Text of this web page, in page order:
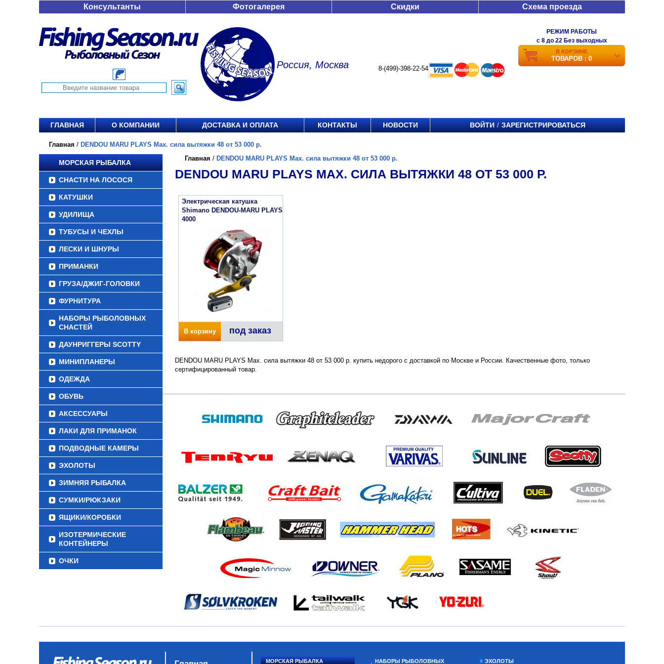
Консультанты Фотогалерея Скидки Схема проезда
Россия, Москва 8-(499)-398-22-54
РЕЖИМ РАБОТЫ
c 8 до 22 Без выходных
В КОРЗИНЕ
ТОВАРОВ : 0
ГЛАВНАЯ О КОМПАНИИ ДОСТАВКА И ОПЛАТА КОНТАКТЫ НОВОСТИ ВОЙТИ / ЗАРЕГИСТРИРОВАТЬСЯ
Главная / DENDOU MARU PLAYS Мах. сила вытяжки 48 от 53 000 р.
МОРСКАЯ РЫБАЛКА
СНАСТИ НА ЛОСОСЯ
КАТУШКИ
УДИЛИЩА
ТУБУСЫ И ЧЕХЛЫ
ЛЕСКИ И ШНУРЫ
ПРИМАНКИ
ГРУЗА/ДЖИГ-ГОЛОВКИ
ФУРНИТУРА
НАБОРЫ РЫБОЛОВНЫХ
СНАСТЕЙ
ДАУНРИГГЕРЫ SCOTTY
МИНИПЛАНЕРЫ
ОДЕЖДА
ОБУВЬ
АКСЕССУАРЫ
ЛАКИ ДЛЯ ПРИМАНОК
ПОДВОДНЫЕ КАМЕРЫ
ЭХОЛОТЫ
ЗИМНЯЯ РЫБАЛКА
СУМКИ/РЮКЗАКИ
ЯЩИКИ/КОРОБКИ
ИЗОТЕРМИЧЕСКИЕ
КОНТЕЙНЕРЫ
ОЧКИ
Главная / DENDOU MARU PLAYS Мах. сила вытяжки 48 от 53 000 р.
DENDOU MARU PLAYS МАХ. СИЛА ВЫТЯЖКИ 48 ОТ 53 000 Р.
Электрическая катушка
Shimano DENDOU-MARU PLAYS
4000
В корзину под заказ
DENDOU MARU PLAYS Мах. сила вытяжки 48 от 53 000 р. купить недорого с доставкой по Москве и России. Качественные фото, только
сертифицированный товар.
МОРСКАЯ РЫБАЛКА НАБОРЫ РЫБОЛОВНЫХ ЭХОЛОТЫ